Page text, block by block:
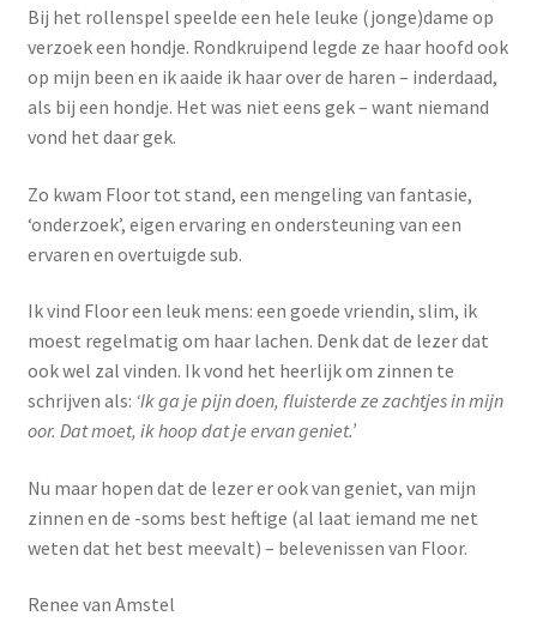
Bij het rollenspel speelde een hele leuke (jonge)dame op
verzoek een hondje. Rondkruipend legde ze haar hoofd ook
op mijn been en ik aaide ik haar over de haren – inderdaad,
als bij een hondje. Het was niet eens gek – want niemand
vond het daar gek.
Zo kwam Floor tot stand, een mengeling van fantasie,
‘onderzoek’, eigen ervaring en ondersteuning van een
ervaren en overtuigde sub.
Ik vind Floor een leuk mens: een goede vriendin, slim, ik
moest regelmatig om haar lachen. Denk dat de lezer dat
ook wel zal vinden. Ik vond het heerlijk om zinnen te
schrijven als: ‘Ik ga je pijn doen, fluisterde ze zachtjes in mijn
oor. Dat moet, ik hoop dat je ervan geniet.’
Nu maar hopen dat de lezer er ook van geniet, van mijn
zinnen en de -soms best heftige (al laat iemand me net
weten dat het best meevalt) – belevenissen van Floor.
Renee van Amstel